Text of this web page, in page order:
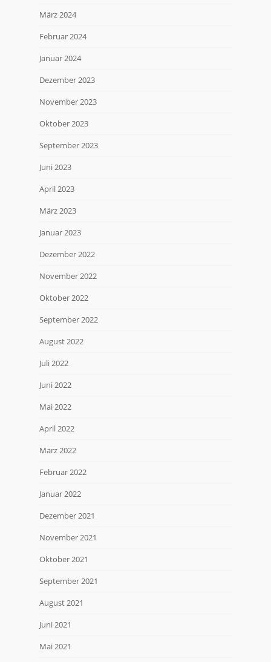
März 2024
Februar 2024
Januar 2024
Dezember 2023
November 2023
Oktober 2023
September 2023
Juni 2023
April 2023
März 2023
Januar 2023
Dezember 2022
November 2022
Oktober 2022
September 2022
August 2022
Juli 2022
Juni 2022
Mai 2022
April 2022
März 2022
Februar 2022
Januar 2022
Dezember 2021
November 2021
Oktober 2021
September 2021
August 2021
Juni 2021
Mai 2021